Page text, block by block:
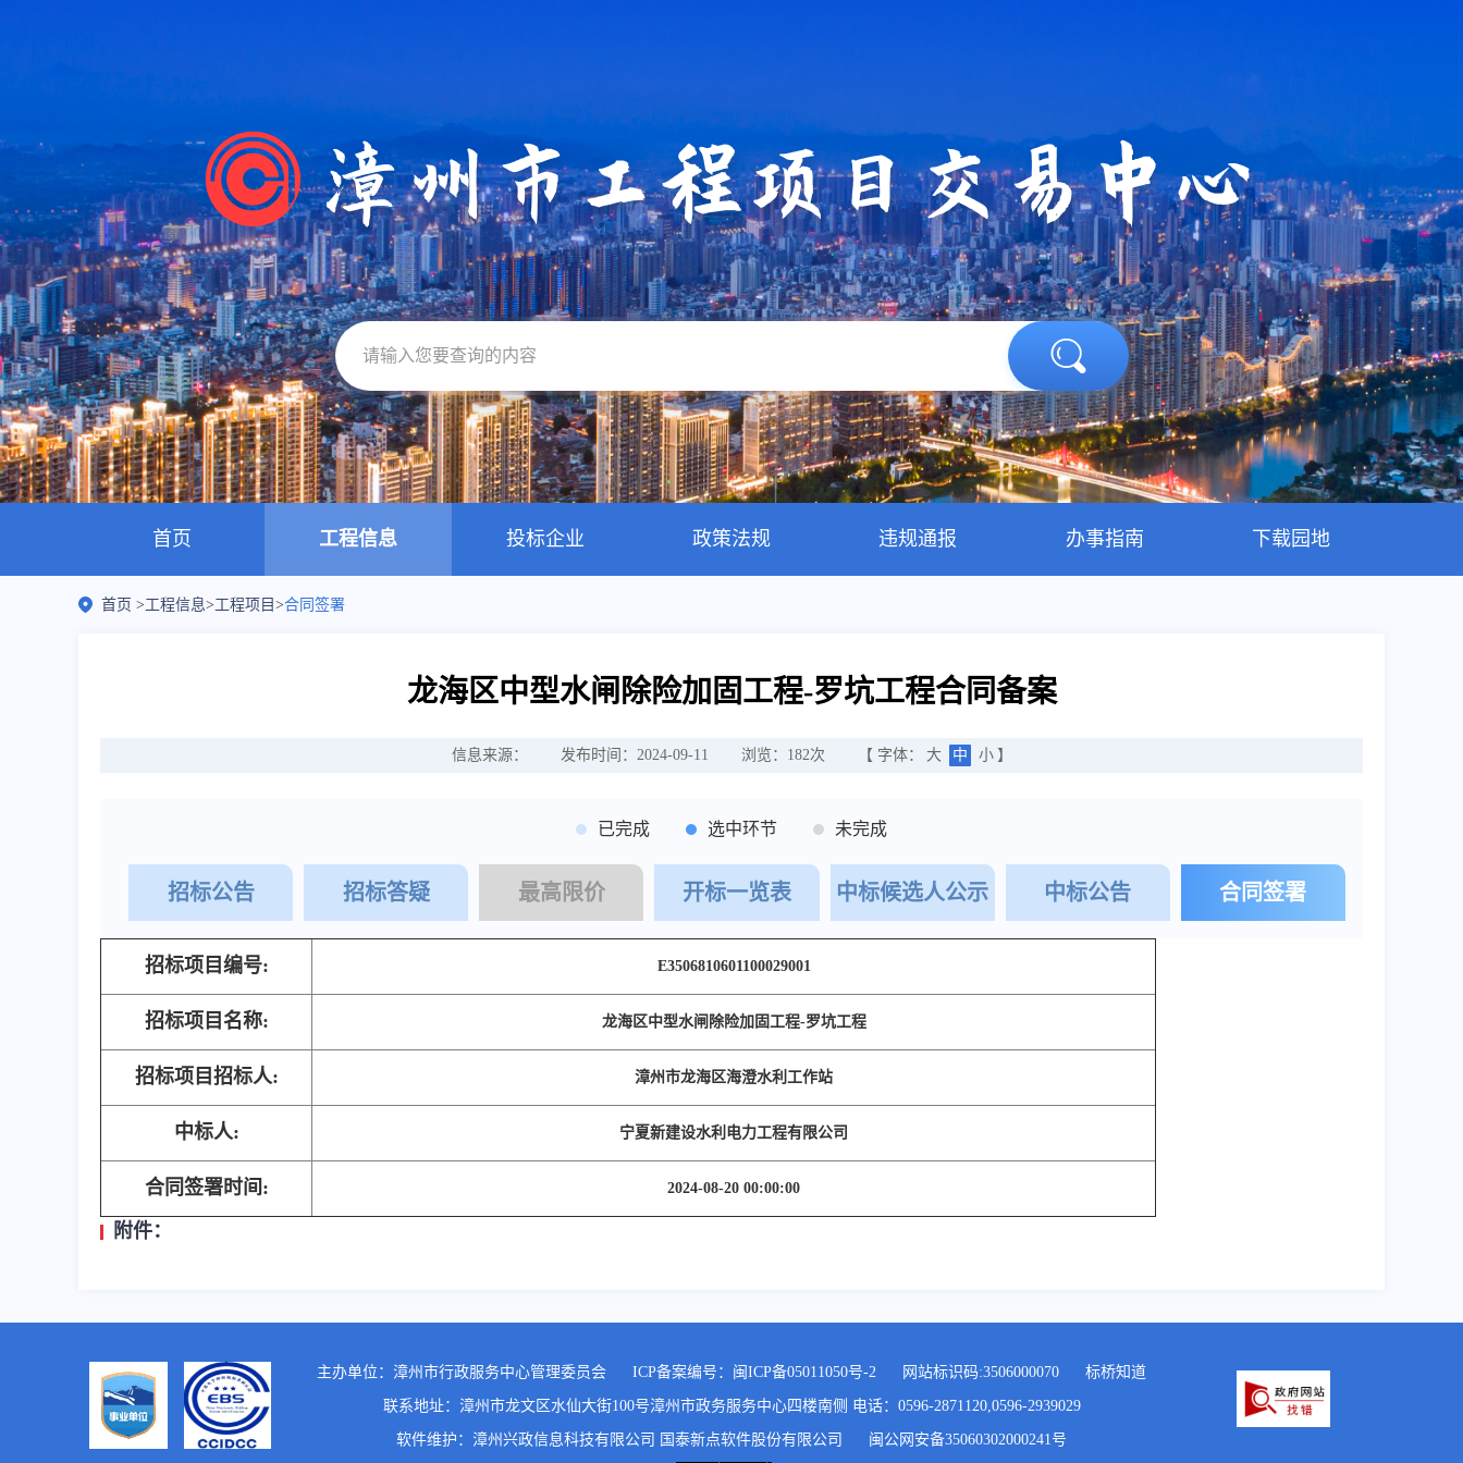
首页 工程信息 投标企业 政策法规 违规通报 办事指南 下载园地
首页 >工程信息>工程项目 >合同签署
龙海区中型水闸除险加固工程-罗坑工程合同备案
信息来源： 发布时间：2024-09-11 浏览： 182次 【 字体： 大 中 小 】
已完成 选中环节 未完成
招标公告 招标答疑 最高限价 开标一览表 中标候选人公示 中标公告 合同签署
招标项目编号: E3506810601100029001
招标项目名称: 龙海区中型水闸除险加固工程-罗坑工程
招标项目招标人: 漳州市龙海区海澄水利工作站
中标人: 宁夏新建设水利电力工程有限公司
合同签署时间: 2024-08-20 00:00:00
附件：
主办单位：漳州市行政服务中心管理委员会 ICP备案编号： 闽ICP备05011050号-2 网站标识码:3506000070 标桥知道
联系地址：漳州市龙文区水仙大街100号漳州市政务服务中心四楼南侧 电话：0596-2871120,0596-2939029
软件维护：漳州兴政信息科技有限公司 国泰新点软件股份有限公司 闽公网安备35060302000241号